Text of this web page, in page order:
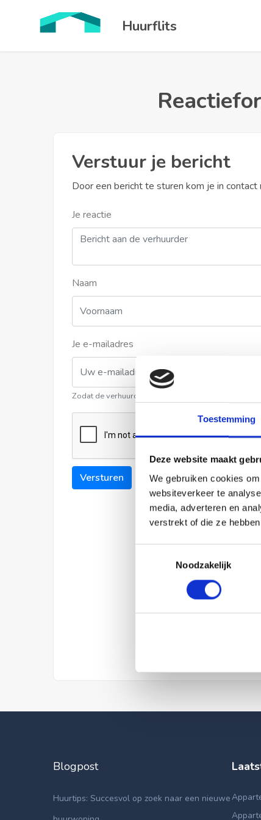
Toestemming
Deze website maakt
We gebruiken cookies
websiteverkeer te
media, adverteren en
verstrekt of die ze
Noodzakelijk
Huurflits
Verstuur je bericht
Door een bericht te sturen kom je in contact
Je reactie
Naam
Je e-mailadres
Zodat de verhuurder contact met u kan opnemen
Versturen
Blogpost
Huurtips: Succesvol op zoek naar een nieuwe